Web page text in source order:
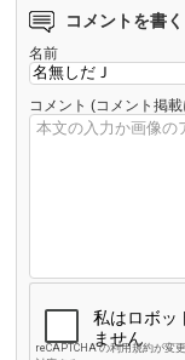
コメントを書く
名前
コメント (コメント掲